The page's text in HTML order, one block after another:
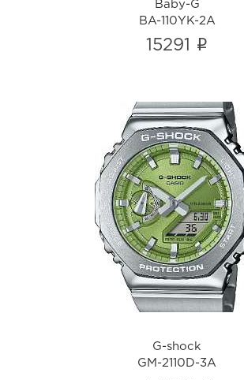
Baby-G
BA-110YK-2A
15291 i
G-shock
GM-2110D-3A
i
G-shock
GM-2110D-3A